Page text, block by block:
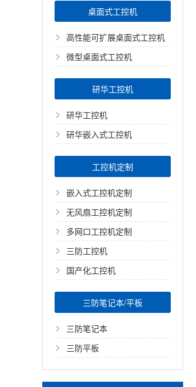
桌面式工控机
高性能可扩展桌面式工控机
微型桌面式工控机
研华工控机
研华工控机
研华嵌入式工控机
工控机定制
嵌入式工控机定制
无风扇工控机定制
多网口工控机定制
三防工控机
国产化工控机
三防笔记本/平板
三防笔记本
三防平板